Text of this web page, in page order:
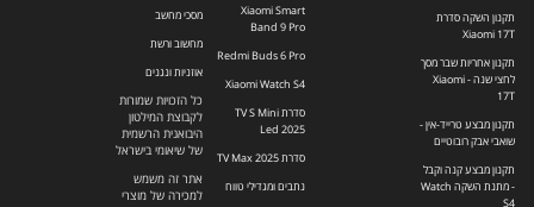
תקנון השקה סדרת
Xiaomi 17T
תקנון אחריות שבר מסך
לחצי שנה - Xiaomi
17T
תקנון מבצע טרייד-אין -
שואבי אבק רובוטיים
תקנון מבצע קנה וקבל
- מתנת השקה Watch
S4
Xiaomi Smart
Band 9 Pro
Redmi Buds 6 Pro
Xiaomi Watch S4
סדרת TV S Mini
Led 2025
סדרת TV Max 2025
נתבים ומגדילי טווח
מסכי מחשב
מחשוב ורשת
אוזניות ונגנים
כל הזכויות שמורות
לקבוצת המילטון
היבואנית הרשמית
של שיאומי בישראל
אתר זה משמש
למכירה של מוצרי